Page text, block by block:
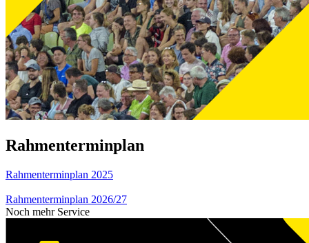
Rahmenterminplan
Rahmenterminplan 2025
Rahmenterminplan 2026/27
Noch mehr Service